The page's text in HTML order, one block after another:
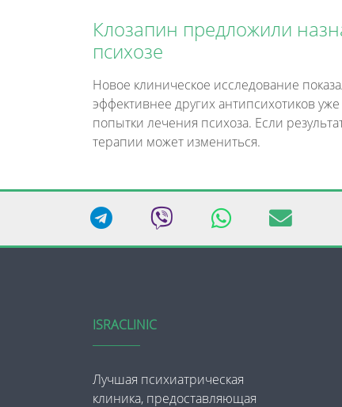
Клозапин предложили
психозе
Новое клиническое исследование
эффективнее других антипсихотиков
попытки лечения психоза. Если
терапии может измениться.
ISRACLINIC
Лучшая психиатрическая
клиника, предоставляющая